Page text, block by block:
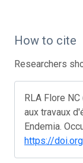
How to cite
Researchers
RLA Flore
aux travaux
Endemia.
https://